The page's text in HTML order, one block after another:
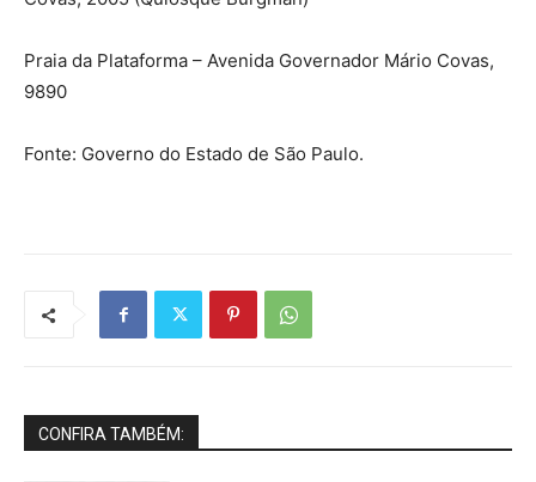
Praia da Plataforma – Avenida Governador Mário Covas,
9890
Fonte: Governo do Estado de São Paulo.
CONFIRA TAMBÉM: